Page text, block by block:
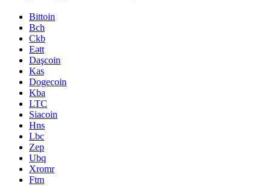
Bittoin
Bch
Ckb
Eətt
Daşcoin
Kas
Dogecoin
Kba
LTC
Siacoin
Hns
Lbc
Zep
Ubq
Xromr
Ftm